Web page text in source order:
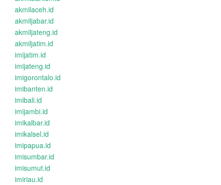
akmilaceh.id
akmiljabar.id
akmiljateng.id
akmiljatim.id
imijatim.id
imijateng.id
imigorontalo.id
imibanten.id
imibali.id
imijambi.id
imikalbar.id
imikalsel.id
imipapua.id
imisumbar.id
imisumut.id
imiriau.id